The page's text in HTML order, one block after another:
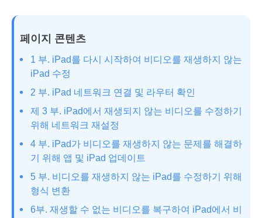
페이지 콘텐츠
1 부. iPad를 다시 시작하여 비디오를 재생하지 않는
iPad 수정
2 부. iPad 네트워크 연결 및 라우터 확인
제 3 부. iPad에서 재생되지 않는 비디오를 수정하기
위해 네트워크 재설정
4 부. iPad가 비디오를 재생하지 않는 문제를 해결하
기 위해 앱 및 iPad 업데이트
5 부. 비디오를 재생하지 않는 iPad를 수정하기 위해
형식 변환
6부. 재생할 수 없는 비디오를 복구하여 iPad에서 비